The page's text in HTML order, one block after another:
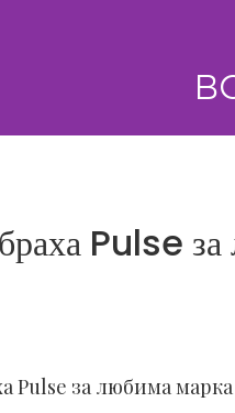
Pulse
Pulse за любима